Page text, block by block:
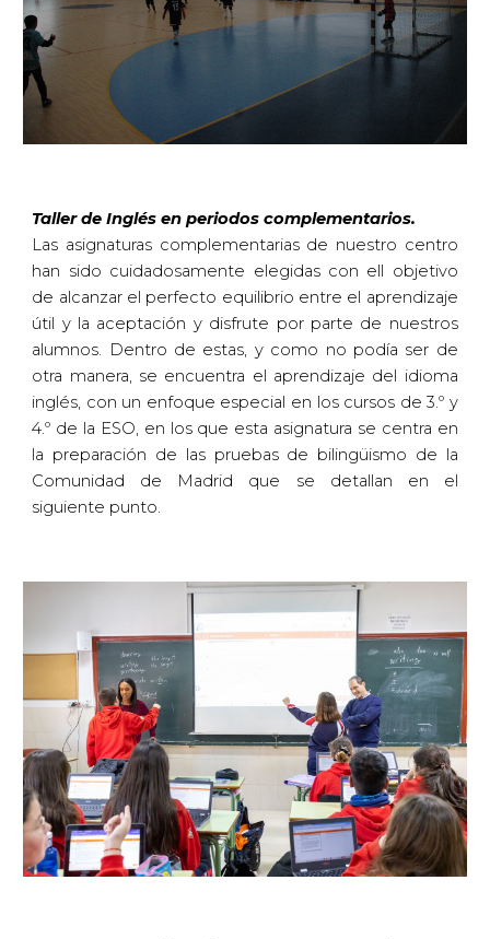
Taller de Inglés en periodos complementarios.
Las asignaturas complementarias de nuestro centro
han sido cuidadosamente elegidas con ell objetivo
de alcanzar el perfecto equilibrio entre el aprendizaje
útil y la aceptación y disfrute por parte de nuestros
alumnos. Dentro de estas, y como no podía ser de
otra manera, se encuentra el aprendizaje del idioma
inglés, con un enfoque especial en los cursos de 3.º y
4.º de la ESO, en los que esta asignatura se centra en
la preparación de las pruebas de bilingüismo de la
Comunidad de Madrid que se detallan en el
siguiente punto.